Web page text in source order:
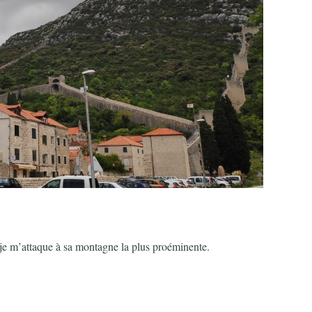
à sa montagne la plus proéminente.